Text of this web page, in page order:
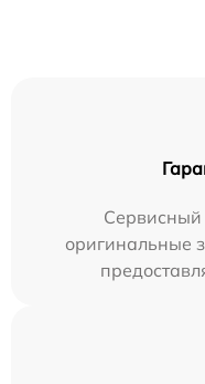
Сервисный
оригинальные